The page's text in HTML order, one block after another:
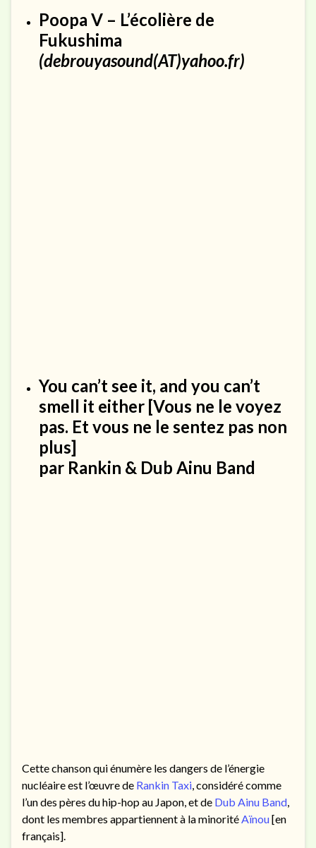
Poopa V – L’écolière de
Fukushima
(debrouyasound(AT)yahoo.fr)
You can’t see it, and you can’t
smell it either [Vous ne le voyez
pas. Et vous ne le sentez pas non
plus]
par Rankin & Dub Ainu Band
Cette chanson qui énumère les dangers de l’énergie
nucléaire est l’œuvre de Rankin Taxi, considéré comme
l’un des pères du hip-hop au Japon, et de Dub Ainu Band,
dont les membres appartiennent à la minoritéAïnou[en
français].